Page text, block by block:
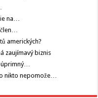
na…
amerických?
zaujímavý biznis
nikto nepomože…